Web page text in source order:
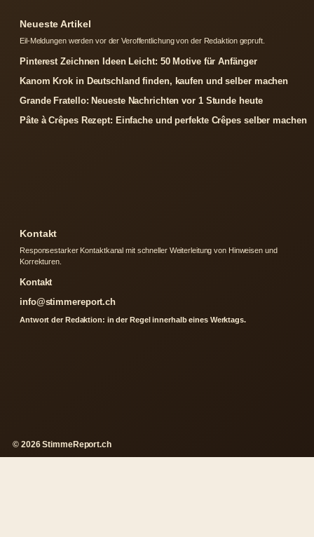
Neueste Artikel
Eil-Meldungen werden vor der Veroffentlichung von der Redaktion gepruft.
Pinterest Zeichnen Ideen Leicht: 50 Motive für Anfänger
Kanom Krok in Deutschland finden, kaufen und selber machen
Grande Fratello: Neueste Nachrichten vor 1 Stunde heute
Pâte à Crêpes Rezept: Einfache und perfekte Crêpes selber machen
Kontakt
Responsestarker Kontaktkanal mit schneller Weiterleitung von Hinweisen und
Korrekturen.
Kontakt
info@stimmereport.ch
Antwort der Redaktion: in der Regel innerhalb eines Werktags.
© 2026 StimmeReport.ch